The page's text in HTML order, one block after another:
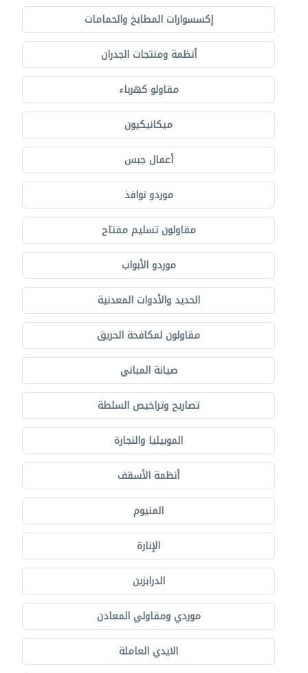
إكسسوارات المطابخ والحمامات
أنظمة ومنتجات الجدران
مقاولو كهرباء
ميكانيكيون
أعمال جبس
موردو نوافذ
مقاولون تسليم مفتاح
موردو الأبواب
الحديد والأدوات المعدنية
مقاولون لمكافحة الحريق
صيانة المباني
تصاريح وتراخيص السلطة
الموبيليا والنجارة
أنظمة الأسقف
المنيوم
الإنارة
الدرابزين
موردي ومقاولي المعادن
الايدي العاملة